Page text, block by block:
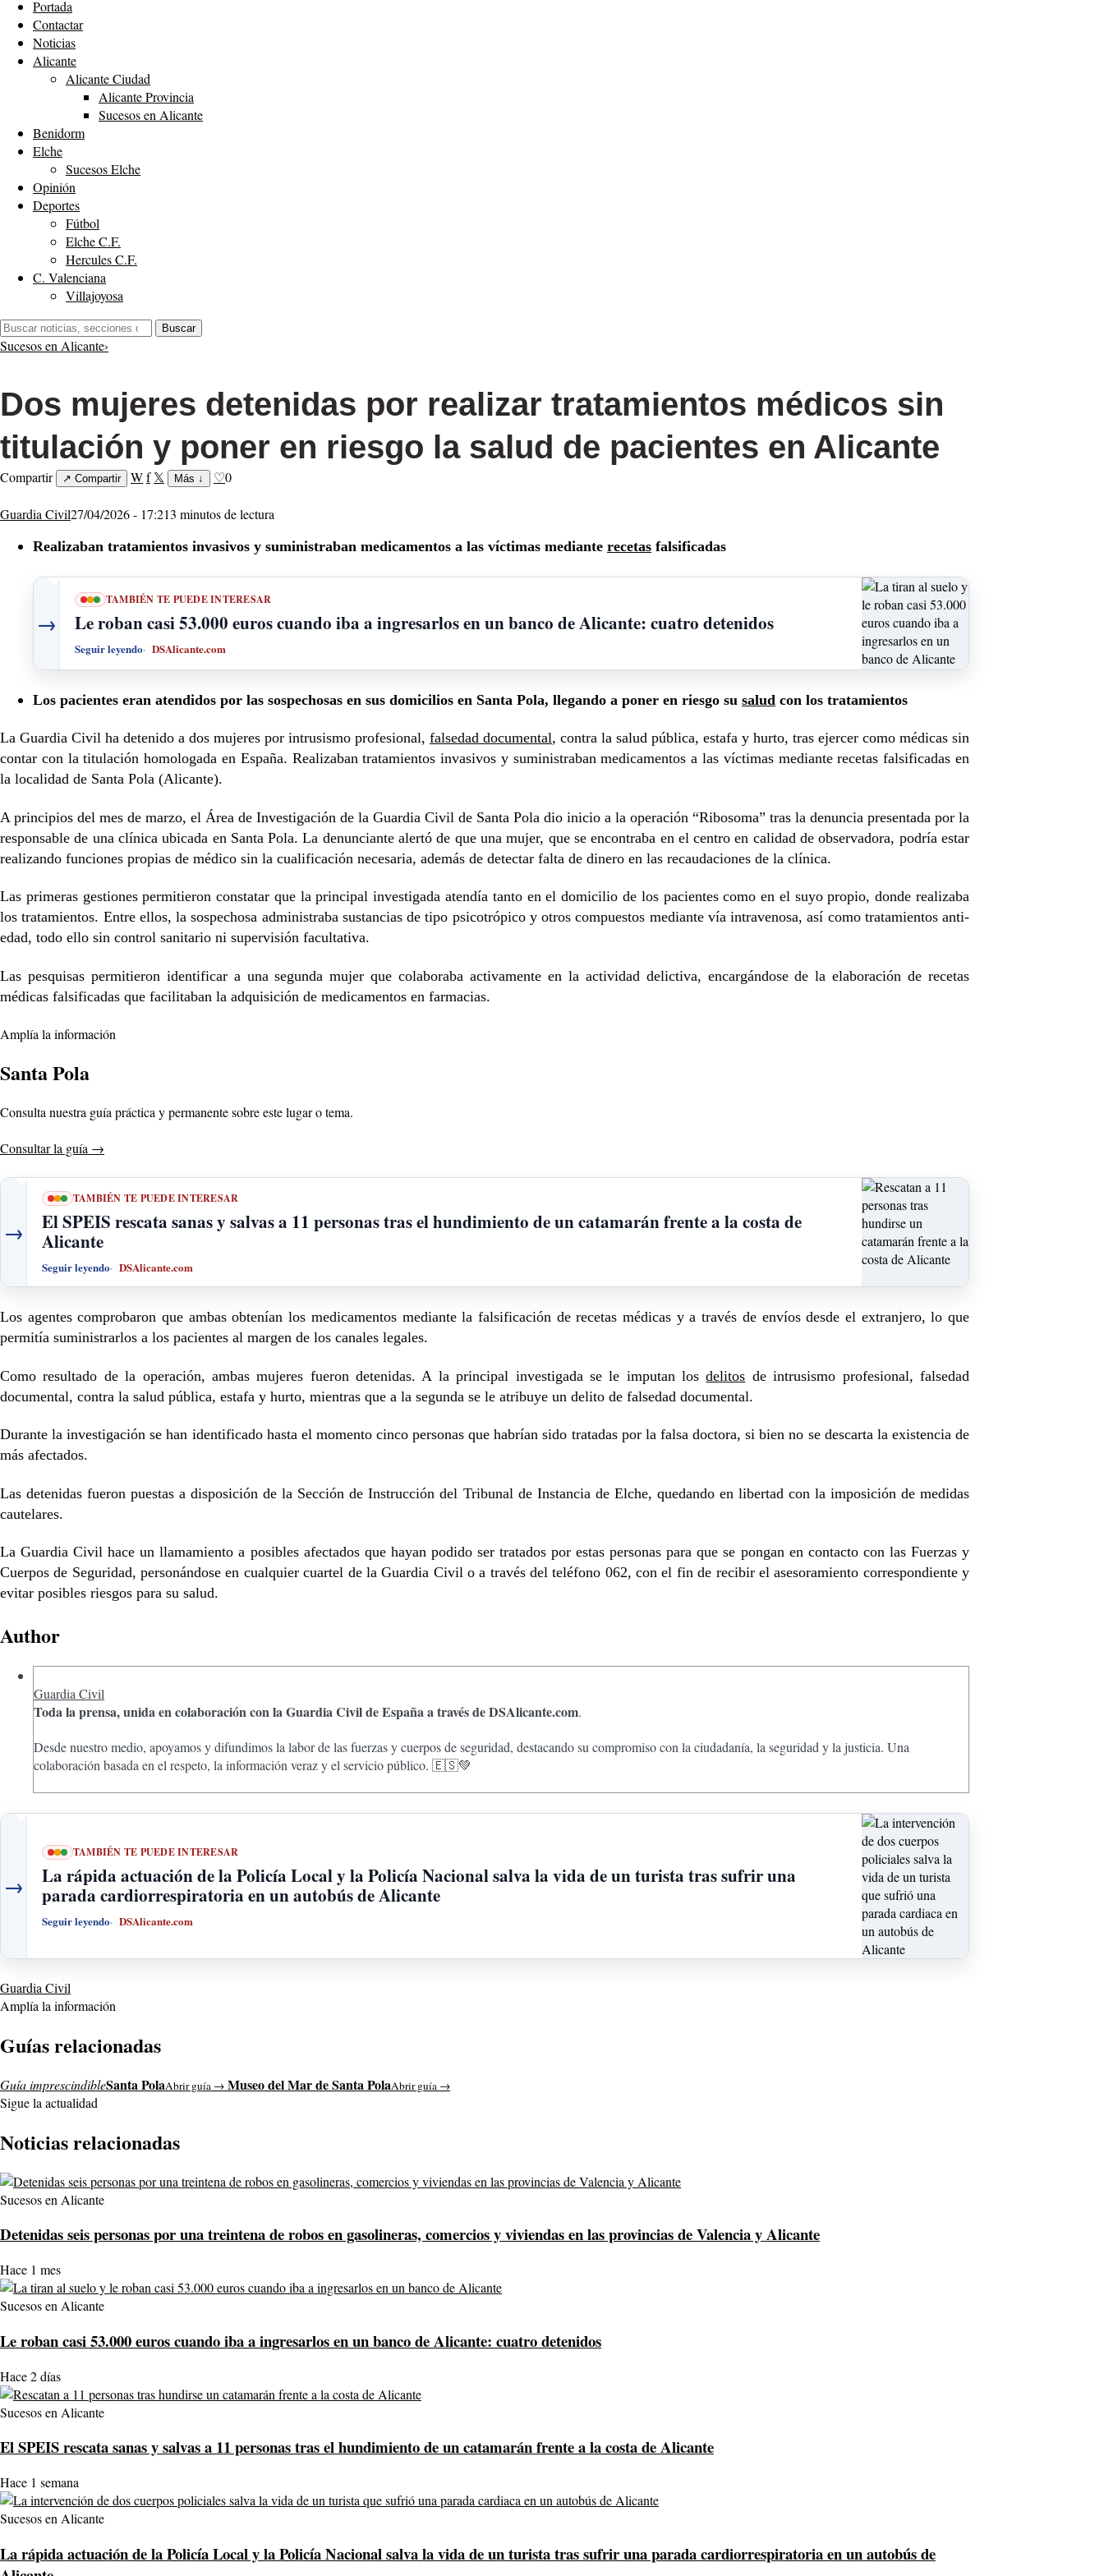
Portada
Contactar
Noticias
Alicante
Alicante Ciudad
Alicante Provincia
Sucesos en Alicante
Benidorm
Elche
Sucesos Elche
Opinión
Deportes
Fútbol
Elche C.F.
Hercules C.F.
C. Valenciana
Villajoyosa
Buscar:
Buscar
Sucesos en Alicante›
Dos mujeres detenidas por realizar tratamientos médicos sin
titulación y poner en riesgo la salud de pacientes en Alicante
Compartir ↗ Compartir Wf 𝕏 Más ↓ ♡0
Guardia Civil27/04/2026 - 17:213 minutos de lectura
Realizaban tratamientos invasivos y suministraban medicamentos a las víctimas mediante recetas falsificadas
→
TAMBIÉN TE PUEDE INTERESAR
Le roban casi 53.000 euros cuando iba a ingresarlos en un banco de Alicante: cuatro detenidos
Seguir leyendo DSAlicante.com
Los pacientes eran atendidos por las sospechosas en sus domicilios en Santa Pola, llegando a poner en riesgo su salud con los tratamientos
La Guardia Civil ha detenido a dos mujeres por intrusismo profesional, falsedad documental, contra la salud pública, estafa y hurto, tras ejercer como médicas sin
contar con la titulación homologada en España. Realizabantratamientos invasivos y suministraban medicamentos a las víctimas mediante recetas falsificadas en
la localidad de Santa Pola (Alicante).
A principios del mes de marzo, el Área de Investigación de la Guardia Civil de Santa Pola dio inicio a la operación “Ribosoma” tras la denuncia presentada por la
responsable de una clínica ubicada en Santa Pola. La denunciante alertó de que una mujer, que se encontraba en el centro en calidad de observadora, podría estar
realizando funciones propias de médico sin la cualificación necesaria, además de detectar falta de dinero en las recaudaciones de la clínica.
Las primeras gestiones permitieron constatar que la principal investigada atendía tanto en el domicilio de los pacientes como en el suyo propio, donde realizaba
los tratamientos. Entre ellos, la sospechosa administraba sustancias de tipo psicotrópico y otros compuestos mediante vía intravenosa, así como tratamientos anti-
edad, todo ello sin control sanitario ni supervisión facultativa.
Las pesquisas permitieron identificar a una segunda mujer que colaboraba activamente en la actividad delictiva, encargándose de la elaboración de recetas
médicas falsificadas que facilitaban la adquisición de medicamentos en farmacias.
Amplía la información
Santa Pola
Consulta nuestra guía práctica y permanente sobre este lugar o tema.
Consultar la guía →
→
TAMBIÉN TE PUEDE INTERESAR
El SPEIS rescata sanas y salvas a 11 personas tras el hundimiento de un catamarán frente a la costa de
Alicante
Seguir leyendo DSAlicante.com
Los agentes comprobaron que ambas obtenían los medicamentos mediante la falsificación de recetas médicas y a través de envíos desde el extranjero, lo que
permitía suministrarlos a los pacientes al margen de los canales legales.
Como resultado de la operación, ambas mujeres fueron detenidas. A la principal investigada se le imputan losdelitos de intrusismo profesional, falsedad
documental, contra la salud pública, estafa y hurto, mientras que a la segunda se le atribuye un delito de falsedad documental.
Durante la investigación se han identificado hasta el momento cinco personas que habrían sido tratadas por la falsa doctora, si bien no se descarta la existencia de
más afectados.
Las detenidas fueron puestas a disposición de la Sección de Instrucción del Tribunal de Instancia de Elche, quedando en libertad con la imposición de medidas
cautelares.
La Guardia Civil hace un llamamiento a posibles afectados que hayan podido ser tratados por estas personas para que se pongan en contacto con las Fuerzas y
Cuerpos de Seguridad, personándose en cualquier cuartel de la Guardia Civil o a través del teléfono 062, con el fin de recibir el asesoramiento correspondiente y
evitar posibles riesgos para su salud.
Author
Guardia Civil
Toda la prensa, unida en colaboración con la Guardia Civil de España a través de DSAlicante.com.
Desde nuestro medio, apoyamos y difundimos la labor de las fuerzas y cuerpos de seguridad, destacando su compromiso con la ciudadanía, la seguridad y la justicia. Una
colaboración basada en el respeto, la información veraz y el servicio público. 🇪🇸💚
→
TAMBIÉN TE PUEDE INTERESAR
La rápida actuación de la Policía Local y la Policía Nacional salva la vida de un turista tras sufrir una
parada cardiorrespiratoria en un autobús de Alicante
Seguir leyendo DSAlicante.com
Guardia Civil
Amplía la información
Guías relacionadas
Guía imprescindibleSanta PolaAbrir guía → Museo del Mar de Santa PolaAbrir guía →
Sigue la actualidad
Noticias relacionadas
Sucesos en Alicante
Detenidas seis personas por una treintena de robos en gasolineras, comercios y viviendas en las provincias de Valencia y Alicante
Hace 1 mes
Sucesos en Alicante
Le roban casi 53.000 euros cuando iba a ingresarlos en un banco de Alicante: cuatro detenidos
Hace 2 días
Sucesos en Alicante
El SPEIS rescata sanas y salvas a 11 personas tras el hundimiento de un catamarán frente a la costa de Alicante
Hace 1 semana
Sucesos en Alicante
La rápida actuación de la Policía Local y la Policía Nacional salva la vida de un turista tras sufrir una parada cardiorrespiratoria en un autobús de